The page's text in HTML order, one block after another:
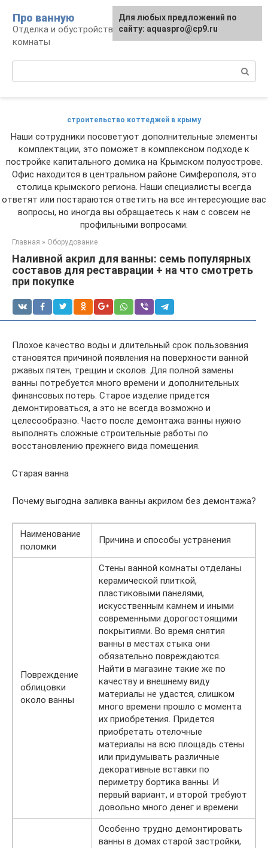
контенту
Про ванную
Отделка и обустройство современной ванной
комнаты
строительство коттеджей в крыму
Наши сотрудники посоветуют дополнительные элементы
комплектации, это поможет в комплексном подходе к
постройке капитального домика на Крымском полуострове.
Офис находится в центральном районе Симферополя, это
столица крымского региона. Наши специалисты всегда
ответят или постараются ответить на все интересующие вас
вопросы, но иногда вы обращаетесь к нам с совсем не
профильными вопросами.
Главная » Оборудование
Наливной акрил для ванны: семь популярных
составов для реставрации + на что смотреть
при покупке
Плохое качество воды и длительный срок пользования
становятся причиной появления на поверхности ванной
ржавых пятен, трещин и сколов. Для полной замены
ванны потребуется много времени и дополнительных
финансовых потерь. Старое изделие придется
демонтироваться, а это не всегда возможно и
целесообразно. Часто после демонтажа ванны нужно
выполнять сложные строительные работы по
восстановлению прежнего вида помещения.
Старая ванна
Почему выгодна заливка ванны акрилом без демонтажа?
Наименование
поломки
Причина и способы устранения
Повреждение
облицовки
около ванны
Стены ванной комнаты отделаны
керамической плиткой,
пластиковыми панелями,
искусственным камнем и иными
современными дорогостоящими
покрытиями. Во время снятия
ванны в местах стыка они
обязательно повреждаются.
Найти в магазине такие же по
качеству и внешнему виду
материалы не удастся, слишком
много времени прошло с момента
их приобретения. Придется
приобретать отелочные
материалы на всю площадь стены
или придумывать различные
декоративные вставки по
периметру бортика ванны. И
первый вариант, и второй требуют
довольно много денег и времени.
Особенно трудно демонтировать
ванны в домах старой застройки,
Для любых предложений по
сайту: aquaspro@cp9.ru